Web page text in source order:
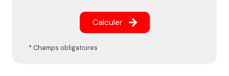
Calculer
* Champs obligatoires